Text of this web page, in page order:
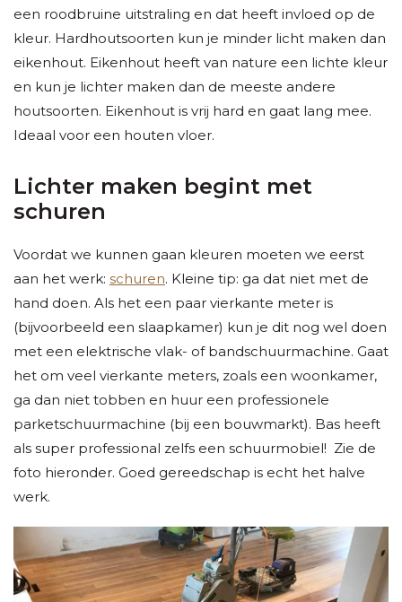
een roodbruine uitstraling en dat heeft invloed op de
kleur. Hardhoutsoorten kun je minder licht maken dan
eikenhout. Eikenhout heeft van nature een lichte kleur
en kun je lichter maken dan de meeste andere
houtsoorten. Eikenhout is vrij hard en gaat lang mee.
Ideaal voor een houten vloer.
Lichter maken begint met
schuren
Voordat we kunnen gaan kleuren moeten we eerst
aan het werk: schuren. Kleine tip: ga dat niet met de
hand doen. Als het een paar vierkante meter is
(bijvoorbeeld een slaapkamer) kun je dit nog wel doen
met een elektrische vlak- of bandschuurmachine. Gaat
het om veel vierkante meters, zoals een woonkamer,
ga dan niet tobben en huur een professionele
parketschuurmachine (bij een bouwmarkt). Bas heeft
als super professional zelfs een schuurmobiel! Zie de
foto hieronder. Goed gereedschap is echt het halve
werk.